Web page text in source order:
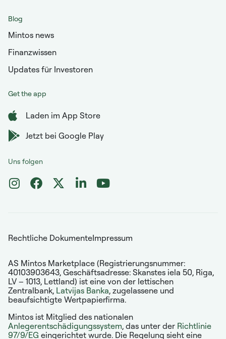
Blog
Mintos news
Finanzwissen
Updates für Investoren
Get the app
Laden im App Store
Jetzt bei Google Play
Uns folgen
Rechtliche DokumenteImpressum
AS Mintos Marketplace (Registrierungsnummer:
40103903643, Geschäftsadresse: Skanstes iela 50, Riga,
LV – 1013, Lettland) ist eine von der lettischen
Zentralbank, Latvijas Banka, zugelassene und
beaufsichtigte Wertpapierfirma.
Mintos ist Mitglied des nationalen
Anlegerentschädigungssystem, das unter der Richtlinie
97/9/EG eingerichtet wurde. Die Regelung sieht eine